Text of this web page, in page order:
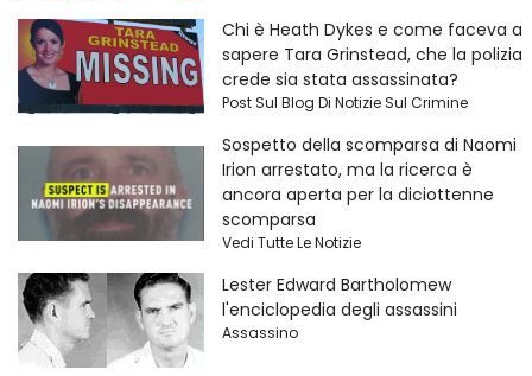
Chi è Heath Dykes e come faceva a
sapere Tara Grinstead, che la polizia
crede sia stata assassinata?
Post Sul Blog Di Notizie Sul Crimine
Sospetto della scomparsa di Naomi
Irion arrestato, ma la ricerca è
ancora aperta per la diciottenne
scomparsa
Vedi Tutte Le Notizie
Lester Edward Bartholomew
l'enciclopedia degli assassini
Assassino